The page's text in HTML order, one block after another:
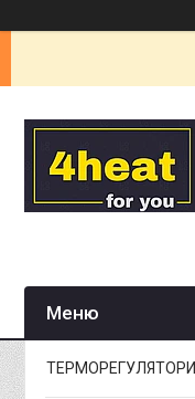
ТЕРМОРЕГУЛЯТОРИ